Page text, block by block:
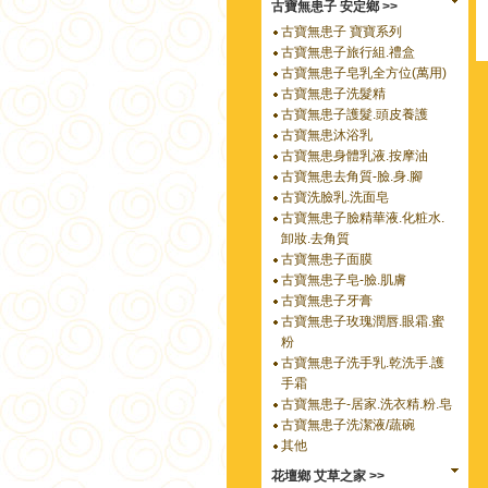
古寶無患子 安定鄉 >>
古寶無患子 寶寶系列
古寶無患子旅行組.禮盒
古寶無患子皂乳全方位(萬用)
古寶無患子洗髮精
古寶無患子護髮.頭皮養護
古寶無患沐浴乳
古寶無患身體乳液.按摩油
古寶無患去角質-臉.身.腳
古寶洗臉乳.洗面皂
古寶無患子臉精華液.化粧水.
卸妝.去角質
古寶無患子面膜
古寶無患子皂-臉.肌膚
古寶無患子牙膏
古寶無患子玫瑰潤唇.眼霜.蜜
粉
古寶無患子洗手乳.乾洗手.護
手霜
古寶無患子-居家.洗衣精.粉.皂
古寶無患子洗潔液/蔬碗
其他
花壇鄉 艾草之家 >>